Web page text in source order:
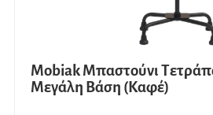
Mobiak Μπαστούνι
Μεγάλη Βάση (Καφέ)